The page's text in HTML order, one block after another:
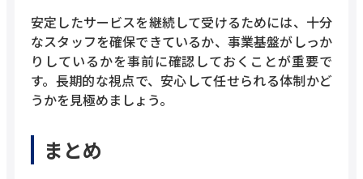
安定したサービスを継続して受けるためには、十分
なスタッフを確保できているか、事業基盤がしっか
りしているかを事前に確認しておくことが重要で
す。長期的な視点で、安心して任せられる体制かど
うかを見極めましょう。
まとめ